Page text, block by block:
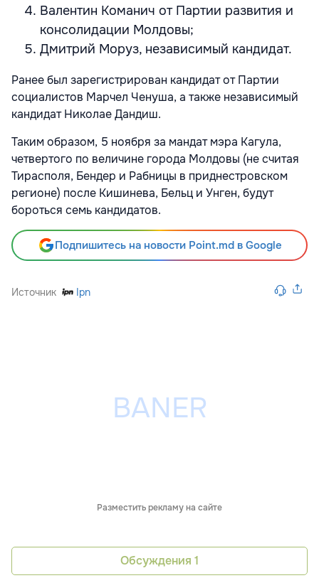
Валентин Команич от Партии развития и
консолидации Молдовы;
Дмитрий Моруз, независимый кандидат.
Ранее был зарегистрирован кандидат от Партии
социалистов Марчел Ченуша, а также независимый
кандидат Николае Дандиш.
Таким образом, 5 ноября за мандат мэра Кагула,
четвертого по величине города Молдовы (не считая
Тирасполя, Бендер и Рабницы в приднестровском
регионе) после Кишинева, Бельц и Унген, будут
бороться семь кандидатов.
Подпишитесь на новости Point.md в Google
Источник Ipn
Разместить рекламу на сайте
Обсуждения 1